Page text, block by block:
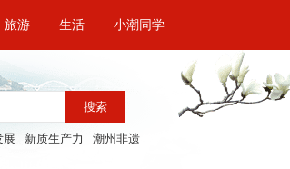
旅游 生活 小潮同学
搜索
展 新质生产力 潮州非遗